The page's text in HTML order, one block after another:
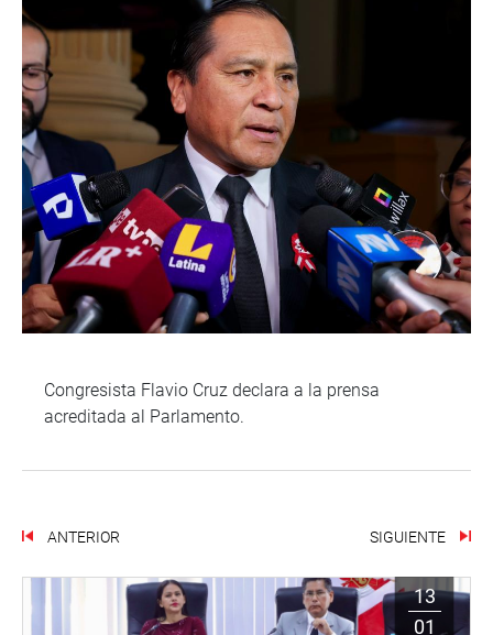
Congresista Flavio Cruz declara a la prensa
acreditada al Parlamento.
ANTERIOR SIGUIENTE
13
01